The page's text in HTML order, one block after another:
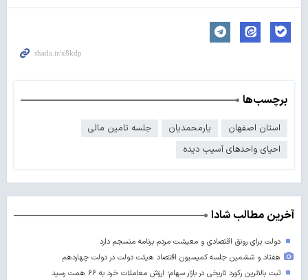
برچسب‌ها
استان اصفهان یارمحمدیان
جلسه تامین مالی
احیای واحدهای آسیب دیده
آخرین مطالب شادا
دولت برای رونق اقتصادی و معیشت مردم برنامه منسجم دارد
هفتاد و ششمین جلسه کمیسیون اقتصاد هیئت دولت در دولت چهاردهم
ثبت بالاترین رکورد تاریخی در بازار سهام؛ ارزش معاملات خرد به ۶۶ همت رسید